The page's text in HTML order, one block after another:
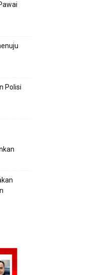
Polisi